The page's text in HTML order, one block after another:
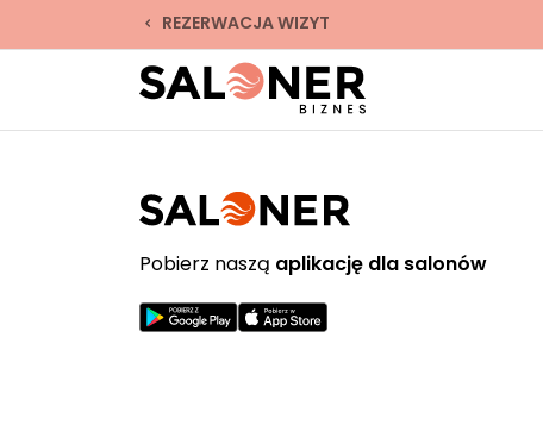
REZERWACJA WIZYT
Pobierz naszą aplikację dla salonów